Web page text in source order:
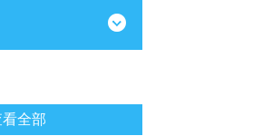
全部